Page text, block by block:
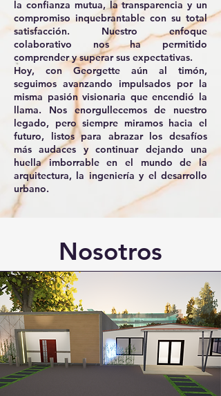
la confianza mutua, la transparencia y un
compromiso inquebrantable con su total
satisfacción. Nuestro enfoque
colaborativo nos ha permitido
comprender y superar sus expectativas.
Hoy, con Georgette aún al timón,
seguimos avanzando impulsados ​​por la
misma pasión visionaria que encendió la
llama. Nos enorgullecemos de nuestro
legado, pero siempre miramos hacia el
futuro, listos para abrazar los desafíos
más audaces y continuar dejando una
huella imborrable en el mundo de la
arquitectura, la ingeniería y el desarrollo
urbano.
Nosotros